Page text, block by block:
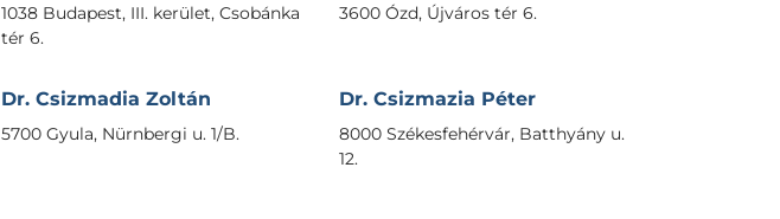
1038 Budapest, III. kerület, Csobánka
tér 6.
3600 Ózd, Újváros tér 6.
Dr. Csizmadia Zoltán
5700 Gyula, Nürnbergi u. 1/B.
Dr. Csizmazia Péter
8000 Székesfehérvár, Batthyány u.
12.